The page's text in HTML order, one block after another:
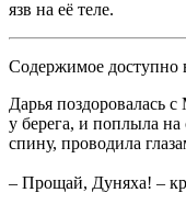
язв на её теле.
Содержимое доступно
Дарья поздоровалась
у берега, и поплыла
спину, проводила
– Прощай, Дуняха! –